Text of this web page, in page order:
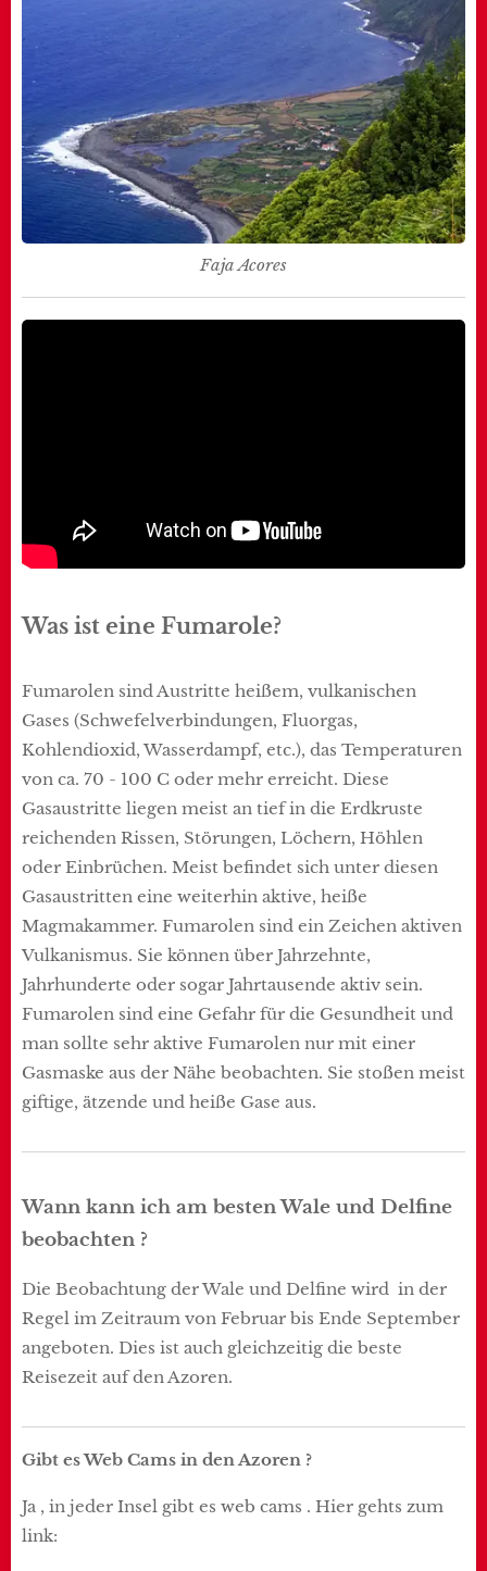
Faja Acores
Was ist eine Fumarole?
Fumarolen sind Austritte heißem, vulkanischen
Gases (Schwefelverbindungen, Fluorgas,
Kohlendioxid, Wasserdampf, etc.), das Temperaturen
von ca. 70 - 100 C oder mehr erreicht. Diese
Gasaustritte liegen meist an tief in die Erdkruste
reichenden Rissen, Störungen, Löchern, Höhlen
oder Einbrüchen. Meist befindet sich unter diesen
Gasaustritten eine weiterhin aktive, heiße
Magmakammer. Fumarolen sind ein Zeichen aktiven
Vulkanismus. Sie können über Jahrzehnte,
Jahrhunderte oder sogar Jahrtausende aktiv sein.
Fumarolen sind eine Gefahr für die Gesundheit und
man sollte sehr aktive Fumarolen nur mit einer
Gasmaske aus der Nähe beobachten. Sie stoßen meist
giftige, ätzende und heiße Gase aus.
Wann kann ich am besten Wale und Delfine
beobachten ?
Die Beobachtung der Wale und Delfine wird in der
Regel im Zeitraum von Februar bis Ende September
angeboten. Dies ist auch gleichzeitig die beste
Reisezeit auf den Azoren.
Gibt es Web Cams in den Azoren ?
Ja , in jeder Insel gibt es web cams . Hier gehts zum
link: